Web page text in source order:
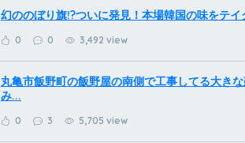
幻ののぼり旗!?ついに発見！本場韓国の味をテイ
0 0 3,492 view
丸亀市飯野町の飯野屋の南側で工事してる大き
み...
0 3 5,705 view